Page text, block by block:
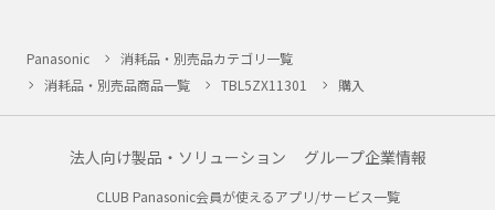
Panasonic
消耗品・別売品カテゴリ一覧
消耗品・別売品商品一覧
TBL5ZX11301 購入
法人向け製品・ソリューション グループ企業情報
CLUB Panasonic会員が使えるアプリ/サービス一覧